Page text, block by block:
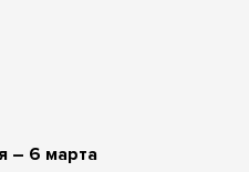
– 6 марта